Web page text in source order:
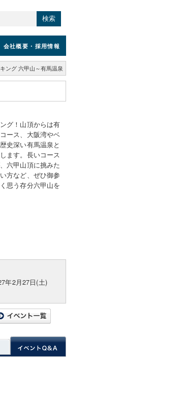
検索
会社概要 ・採用情報
ング 六甲山～有馬温泉
グ！山頂からは有
ース、大阪湾やベ
史深い有馬温泉と
ます。長いコース
六甲山頂に挑みた
方など、ぜひ御参
思う存分六甲山を
年2月27日(土)